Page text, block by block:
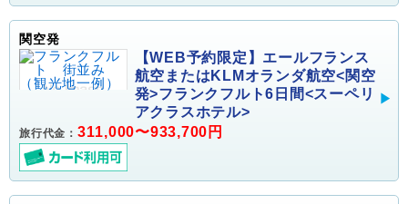
関空発
【WEB予約限定】エールフランス
航空またはKLMオランダ航空<関空
発>フランクフルト6日間<スーペリ
アクラスホテル>
旅行代金： 311,000〜933,700円